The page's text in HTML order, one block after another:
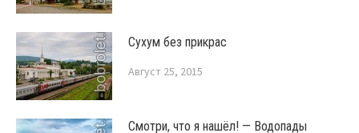
Сухум без прикрас
Август 25, 2015
Смотри, что я нашёл! — Водопады